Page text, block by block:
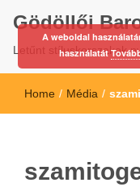
Gödöllői
Letűnt stíluskorszakok
Home / Média /
A weboldal
használatát